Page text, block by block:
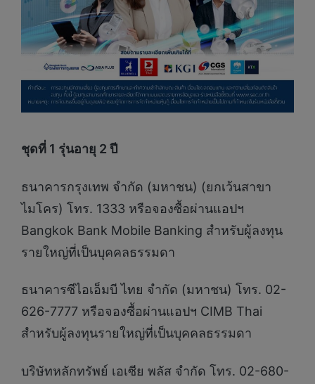
ชุดที่ 1 รุ่นอายุ 2 ปี
ธนาคารกรุงเทพ จำกัด (มหาชน) (ยกเว้นสาขา
ไมโคร) โทร. 1333 หรือจองซื้อผ่านแอปฯ
Bangkok Bank Mobile Banking สำหรับผู้ลงทุน
รายใหญ่ที่เป็นบุคคลธรรมดา
ธนาคารซีไอเอ็มบี ไทย จำกัด (มหาชน) โทร. 02-
626-7777 หรือจองซื้อผ่านแอปฯ CIMB Thai
สำหรับผู้ลงทุนรายใหญ่ที่เป็นบุคคลธรรมดา
บริษัทหลักทรัพย์ เอเซีย พลัส จำกัด โทร. 02-680-